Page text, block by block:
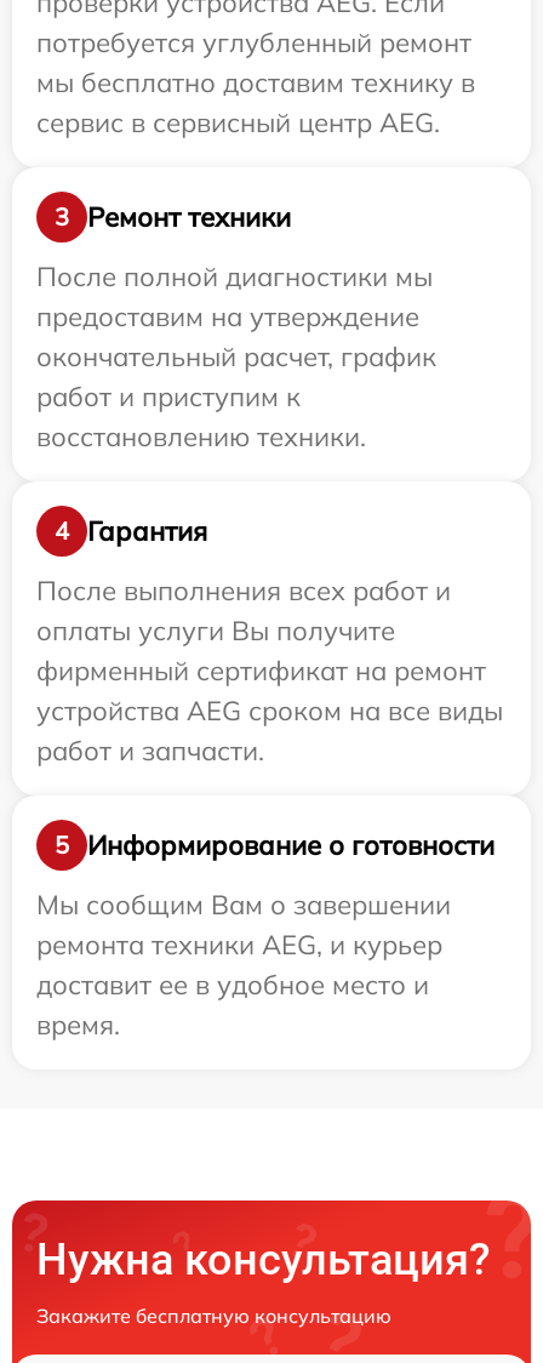
потребуется углубленный ремонт
мы бесплатно доставим технику в
сервис в сервисный центр AEG.
3
Ремонт техники
После полной диагностики мы
предоставим на утверждение
окончательный расчет, график
работ и приступим к
восстановлению техники.
4
Гарантия
После выполнения всех работ и
оплаты услуги Вы получите
фирменный сертификат на ремонт
устройства AEG сроком на все виды
работ и запчасти.
5
Информирование о готовности
Мы сообщим Вам о завершении
ремонта техники AEG, и курьер
доставит ее в удобное место и
время.
Нужна консультация?
Закажите бесплатную консультацию